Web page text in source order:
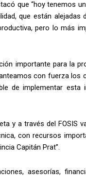
que “hoy tenemos
que están alejadas
pero lo más
importante para la
con fuerza los
de implementar esta
y a través del FOSIS
con recursos
Capitán Prat”.
asesorías,